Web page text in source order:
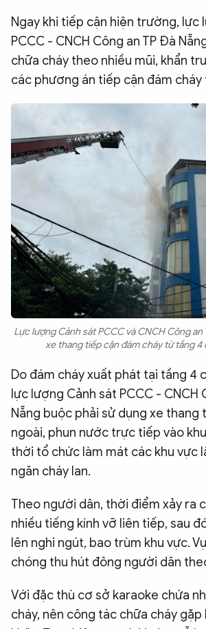
Ngay khi tiếp cận hiện trường, lực
PCCC - CNCH Công an TP Đà
chữa cháy theo nhiều mũi, khẩn
các phương án tiếp cận đám
Lực lượng Cảnh sát PCCC và CNCH Công
xe thang tiếp cận đám cháy từ tầng 4
Do đám cháy xuất phát tại tầng 4
lực lượng Cảnh sát PCCC - CNCH
Nẵng buộc phải sử dụng xe thang
ngoài, phun nước trực tiếp vào
thời tổ chức làm mát các khu vực
ngăn cháy lan.
Theo người dân, thời điểm xảy ra
nhiều tiếng kính vỡ liên tiếp, sau
lên nghi ngút, bao trùm khu vực.
chóng thu hút đông người dân
Với đặc thù cơ sở karaoke chứa
cháy, nên công tác chữa cháy